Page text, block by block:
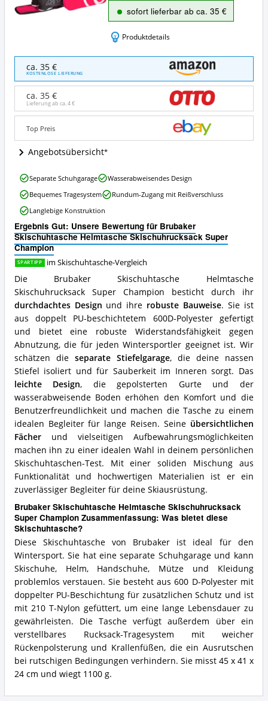
sofort lieferbar ab ca. 35 €
Produktdetails
Brubaker
Skischuhtasche
Helmtasche
Skischuhrucksack
Super
Champion
Angebote:
ist
diese
erhältlich?
ca. 35 €
KOSTENLOSE LIEFERUNG
ca. 35 €
Lieferung ab ca.4 €
Top Preis
Angebotsübersicht
Ergebnis Gut: Unsere Bewertung für Brubaker
Skischuhtasche Helmtasche Skischuhrucksack Super
Champion
SPARTIPP im Skischuhtasche-Vergleich
Die Brubaker Skischuhtasche Helmtasche
Skischuhrucksack Super Champion besticht durch ihr
durchdachtes Design und ihre robuste Bauweise. Sie ist
aus doppelt PU-beschichtetem 600D-Polyester gefertigt
und bietet eine robuste Widerstandsfähigkeit gegen
Abnutzung, die für jeden Wintersportler geeignet ist. Wir
schätzen die separate Stiefelgarage, die deine nassen
Stiefel isoliert und für Sauberkeit im Inneren sorgt. Das
leichte Design, die gepolsterten Gurte und der
wasserabweisende Boden erhöhen den Komfort und die
Benutzerfreundlichkeit und machen die Tasche zu einem
idealen Begleiter für lange Reisen. Seine übersichtlichen
Fächerund vielseitigen Aufbewahrungsmöglichkeiten
machen ihn zu einer idealen Wahl in deinem persönlichen
Skischuhtaschen-Test. Mit einer soliden Mischung aus
Funktionalität und hochwertigen Materialien ist er ein
zuverlässiger Begleiter für deine Skiausrüstung.
Brubaker Skischuhtasche Helmtasche Skischuhrucksack
Super Champion Zusammenfassung: Was bietet diese
Skischuhtasche?
Diese Skischuhtasche von Brubaker ist ideal für den
Wintersport. Sie hat eine separate Schuhgarage und kann
Skischuhe, Helm, Handschuhe, Mütze und Kleidung
problemlos verstauen. Sie besteht aus 600 D-Polyester mit
doppelter PU-Beschichtung für zusätzlichen Schutz und ist
mit 210 T-Nylon gefüttert, um eine lange Lebensdauer zu
gewährleisten. Die Tasche verfügt außerdem über ein
verstellbares Rucksack-Tragesystem mit weicher
Rückenpolsterung und Krallenfüßen, die ein Ausrutschen
bei rutschigen Bedingungen verhindern. Sie misst 45 x 41 x
24 cm und wiegt 1100 g.
Brubaker
Skischuhtasche
Helmtasche
Skischuhrucksack
Super
Champion
Vorteile:
Was
spricht
für
diese
Skischuhtasche?
Separate Schuhgarage
Wasserabweisendes Design
Bequemes Tragesystem
Rundum-Zugang mit Reißverschluss
Langlebige Konstruktion